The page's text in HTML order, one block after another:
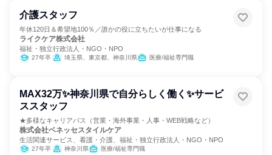
介護スタッフ
年休120日＆希望地100％／誰かの役に立ちたいが仕事になる
ライクケア株式会社
福祉・独立行政法人・NGO・NPO
27年卒 埼玉県、東京都、神奈川県 医療/福祉専門職
MAX32万✨神奈川県で自分らしく働く✨サービ
ススタッフ
★多様なキャリアパス（営業・海外事業・人事・WEB戦略など）
株式会社ベネッセスタイルケア
生活関連サービス、看護・介護、福祉・独立行政法人・NGO・NPO
27年卒 神奈川県 医療/福祉専門職